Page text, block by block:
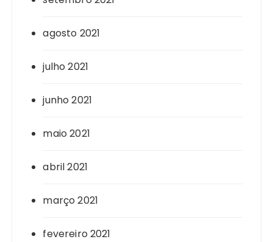
agosto 2021
julho 2021
junho 2021
maio 2021
abril 2021
março 2021
fevereiro 2021